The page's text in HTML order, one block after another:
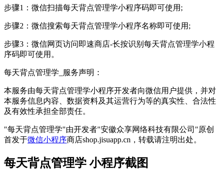
步骤1：微信扫描每天背点管理学小程序码即可使用;
步骤2：微信搜索每天背点管理学小程序名称即可使用;
步骤3：微信网页访问即速商店-长按识别每天背点管理学小程
序码即可使用。
每天背点管理学_服务声明：
本服务由每天背点管理学小程序开发者向微信用户提供，并对
本服务信息内容、数据资料及其运营行为等的真实性、合法性
及有效性承担全部责任。
"每天背点管理学"由开发者"安徽众享网络科技有限公司"原创
首发于微信小程序商店shop.jisuapp.cn，转载请注明出处。
每天背点管理学 小程序截图